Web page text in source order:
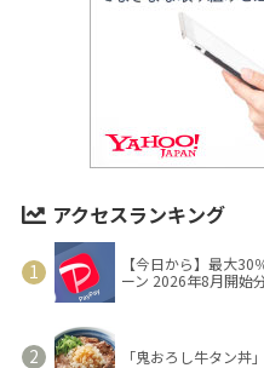
アクセスランキング
【今日から】最大
ーン 2026年8月開始
「鬼おろし牛タン